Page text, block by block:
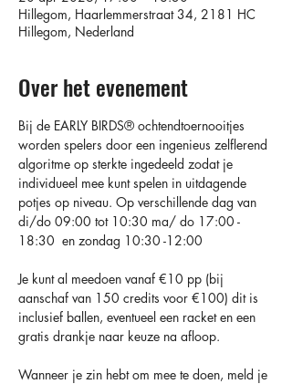
Hillegom, Haarlemmerstraat 34, 2181 HC
Hillegom, Nederland
Over het evenement
Bij de EARLY BIRDS®️ ochtendtoernooitjes
worden spelers door een ingenieus zelflerend
algoritme op sterkte ingedeeld zodat je
individueel mee kunt spelen in uitdagende
potjes op niveau. Op verschillende dag van
di/do 09:00 tot 10:30 ma/ do 17:00 -
18:30  en zondag 10:30 -12:00
Je kunt al meedoen vanaf €10 pp (bij
aanschaf van 150 credits voor €100) dit is
inclusief ballen, eventueel een racket en een
gratis drankje naar keuze na afloop.
Wanneer je zin hebt om mee te doen, meld je